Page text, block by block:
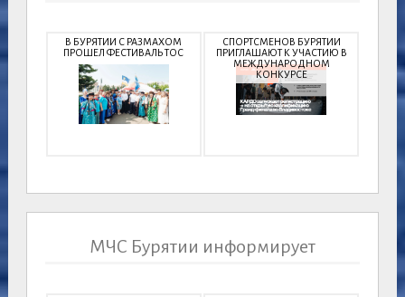
В БУРЯТИИ С РАЗМАХОМ
ПРОШЕЛ ФЕСТИВАЛЬ ТОС
СПОРТСМЕНОВ БУРЯТИИ
ПРИГЛАШАЮТ К УЧАСТИЮ В
МЕЖДУНАРОДНОМ
КОНКУРСЕ
МЧС Бурятии информирует